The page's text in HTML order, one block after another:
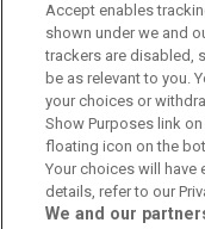
Kundtjänst
Sponsor: Rekatochklart
Annonsera på
Redaktionell policy
Personuppgiftspolicy
Accept enables
shown under we and
trackers are disabled,
be as relevant to you.
your choices or
Show Purposes link
floating icon on the
Your choices will have
details, refer to our
We and our